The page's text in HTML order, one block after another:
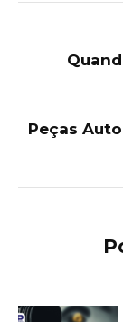
Peças